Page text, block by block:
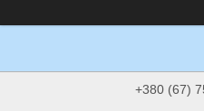
+380 (67)